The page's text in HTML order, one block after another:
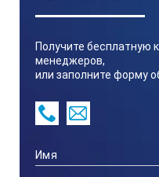
Стоимость
Получите бесплатную
менеджеров,
или заполните форму